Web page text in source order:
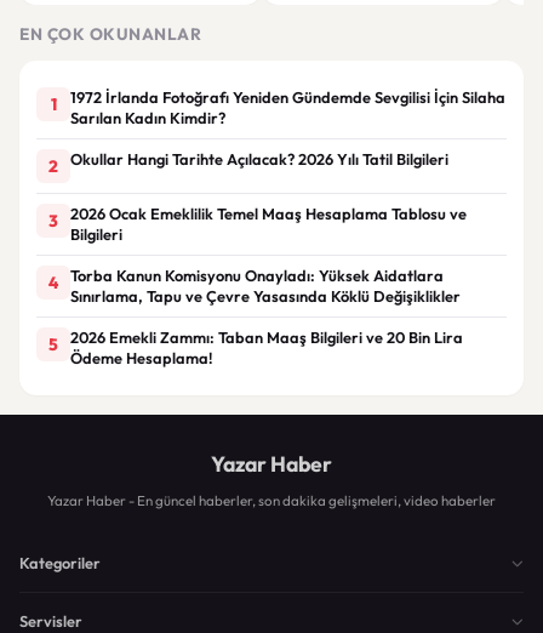
EN ÇOK OKUNANLAR
1
1972 İrlanda Fotoğrafı Yeniden Gündemde Sevgilisi İçin Silaha
Sarılan Kadın Kimdir?
2 Okullar Hangi Tarihte Açılacak? 2026 Yılı Tatil Bilgileri
3
2026 Ocak Emeklilik Temel Maaş Hesaplama Tablosu ve
Bilgileri
4
Torba Kanun Komisyonu Onayladı: Yüksek Aidatlara
Sınırlama, Tapu ve Çevre Yasasında Köklü Değişiklikler
5
2026 Emekli Zammı: Taban Maaş Bilgileri ve 20 Bin Lira
Ödeme Hesaplama!
Yazar Haber
Yazar Haber - En güncel haberler, son dakika gelişmeleri, video haberler
Kategoriler
Servisler